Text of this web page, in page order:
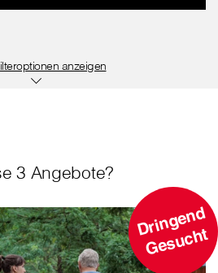
anzeigen
3 Angebote?
D
ri
n
g
e
n
d
G
e
s
u
c
ht